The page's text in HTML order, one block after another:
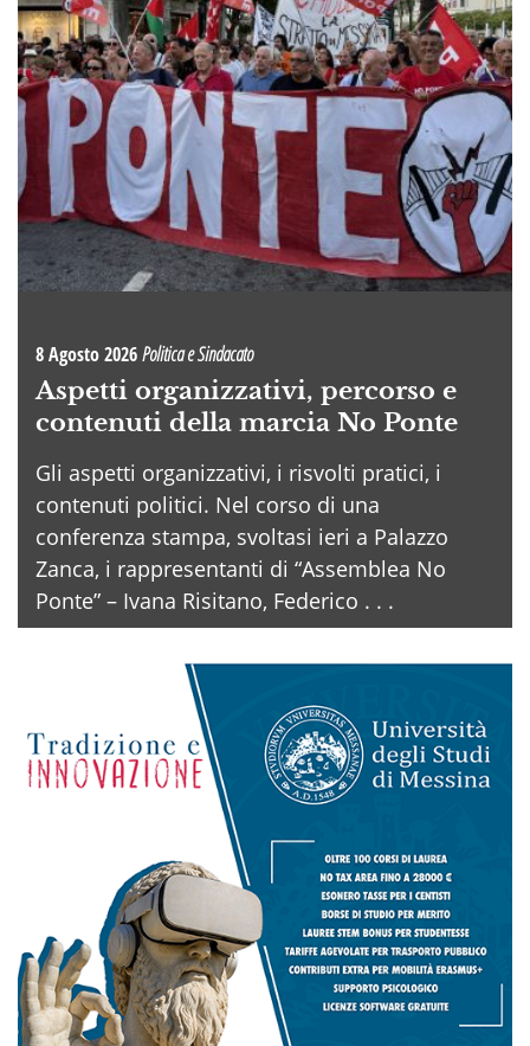
8 Agosto 2026Politica e Sindacato
Aspetti organizzativi, percorso e
contenuti della marcia No Ponte
Gli aspetti organizzativi, i risvolti pratici, i
contenuti politici. Nel corso di una
conferenza stampa, svoltasi ieri a Palazzo
Zanca, i rappresentanti di “Assemblea No
Ponte” – Ivana Risitano, Federico . . .